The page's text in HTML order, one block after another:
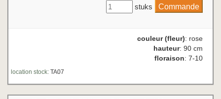
stuks
couleur (fleur): rose
hauteur: 90 cm
floraison: 7-10
location stock: TA07